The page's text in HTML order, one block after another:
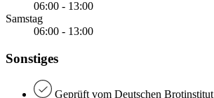
06:00 - 13:00
Samstag
06:00 - 13:00
Sonstiges
Geprüft vom Deutschen Brotinstitut